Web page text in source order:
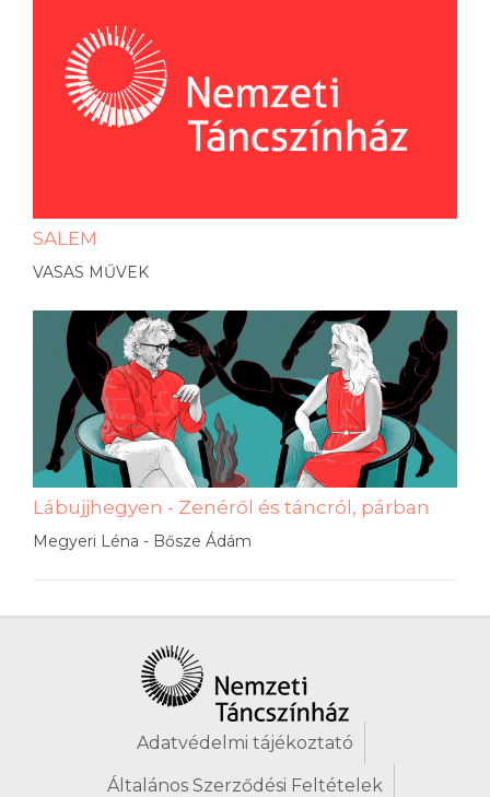
SALEM
VASAS MŰVEK
Lábujjhegyen - Zenéről és táncról, párban
Megyeri Léna - Bősze Ádám
Adatvédelmi tájékoztató
Általános Szerződési Feltételek